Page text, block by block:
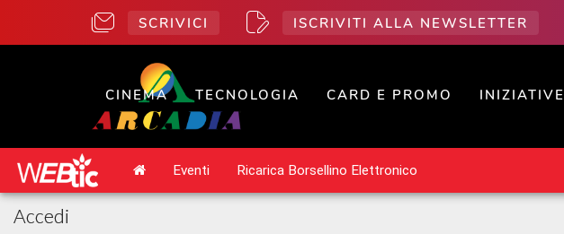
SCRIVICI ISCRIVITI ALLA NEWSLETTER
CINEMA TECNOLOGIA CARD E PROMO INIZIATIVE